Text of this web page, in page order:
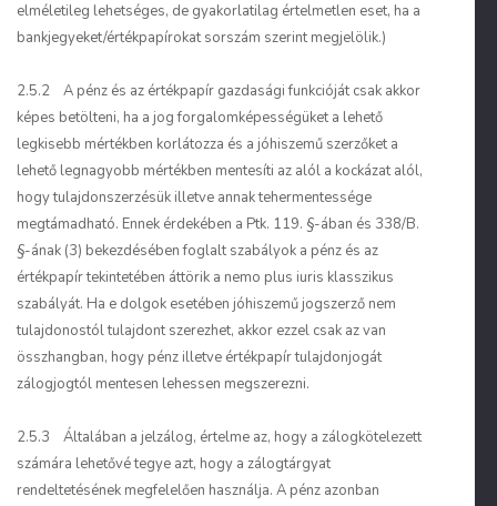
elméletileg lehetséges, de gyakorlatilag értelmetlen eset, ha a
bankjegyeket/értékpapírokat sorszám szerint megjelölik.)
2.5.2 A pénz és az értékpapír gazdasági funkcióját csak akkor
képes betölteni, ha a jogforgalomképességüket a lehető
legkisebb mértékben korlátozza és a jóhiszemű szerzőket a
lehető legnagyobb mértékben mentesíti az alól a kockázat alól,
hogy tulajdonszerzésük illetve annak tehermentessége
megtámadható. Ennek érdekében a Ptk. 119. §-ában és 338/B.
§-ának (3) bekezdésében foglalt szabályok a pénz és az
értékpapír tekintetében áttörik a nemo plus iuris klasszikus
szabályát. Ha e dolgok esetében jóhiszemű jogszerző nem
tulajdonostól tulajdont szerezhet, akkor ezzel csak az van
összhangban, hogy pénz illetve értékpapír tulajdonjogát
zálogjogtól mentesen lehessen megszerezni.
2.5.3 Általában a jelzálog, értelme az, hogy a zálogkötelezett
számára lehetővé tegye azt, hogy a zálogtárgyat
rendeltetésének megfelelően használja. A pénz azonban